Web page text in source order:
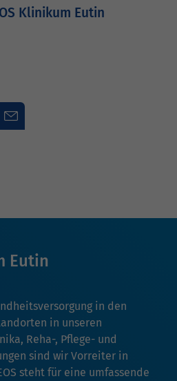
Klinikum Eutin
Eutin
in den
in unseren
Reha-, Pflege- und
sind wir Vorreiter in
steht für eine umfassende